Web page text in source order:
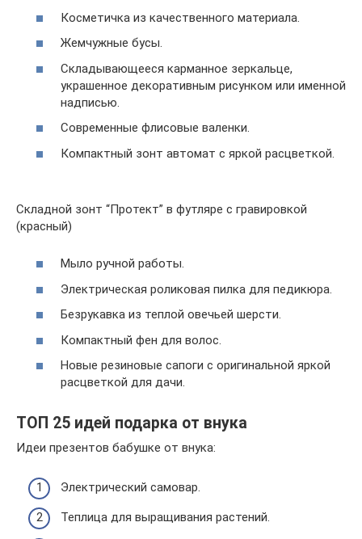
Косметичка из качественного материала.
Жемчужные бусы.
Складывающееся карманное зеркальце,
украшенное декоративным рисунком или именной
надписью.
Современные флисовые валенки.
Компактный зонт автомат с яркой расцветкой.
Складной зонт “Протект” в футляре с гравировкой
(красный)
Мыло ручной работы.
Электрическая роликовая пилка для педикюра.
Безрукавка из теплой овечьей шерсти.
Компактный фен для волос.
Новые резиновые сапоги с оригинальной яркой
расцветкой для дачи.
ТОП 25 идей подарка от внука
Идеи презентов бабушке от внука:
Электрический самовар.
Теплица для выращивания растений.